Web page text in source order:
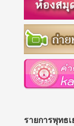
รายการพุทธ